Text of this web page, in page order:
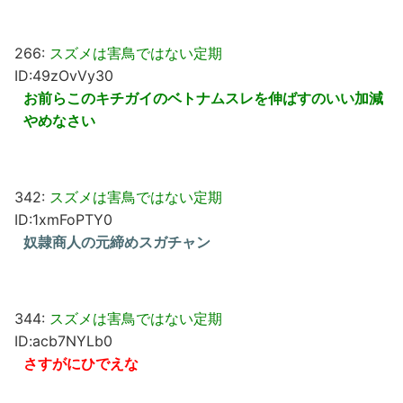
266: スズメは害鳥ではない定期
ID:49zOvVy30
お前らこのキチガイのベトナムスレを伸ばすのいい加減
やめなさい
342: スズメは害鳥ではない定期
ID:1xmFoPTY0
奴隷商人の元締めスガチャン
344: スズメは害鳥ではない定期
ID:acb7NYLb0
さすがにひでえな